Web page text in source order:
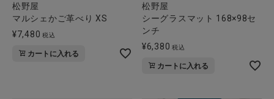
松野屋
マルシェかご革べり XS
¥7,480 税込
カートに入れる
松野屋
シーグラスマット 168×98セ
ンチ
¥6,380 税込
カートに入れる